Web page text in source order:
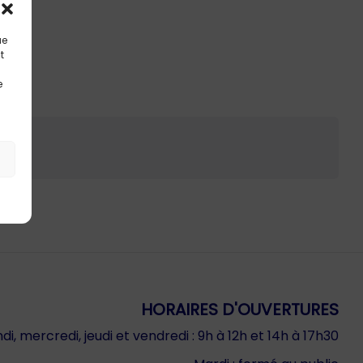
HORAIRES D'OUVERTURES
mercredi, jeudi et vendredi : 9h à 12h et 14h à 17h30